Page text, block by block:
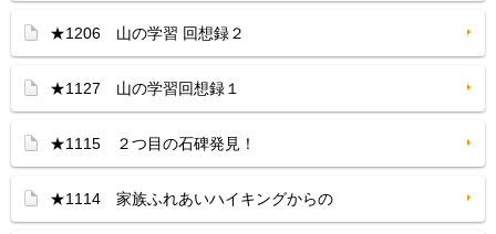
★1206 山の学習 回想録２
★1127 山の学習回想録１
★1115 ２つ目の石碑発見！
★1114 家族ふれあいハイキングからの